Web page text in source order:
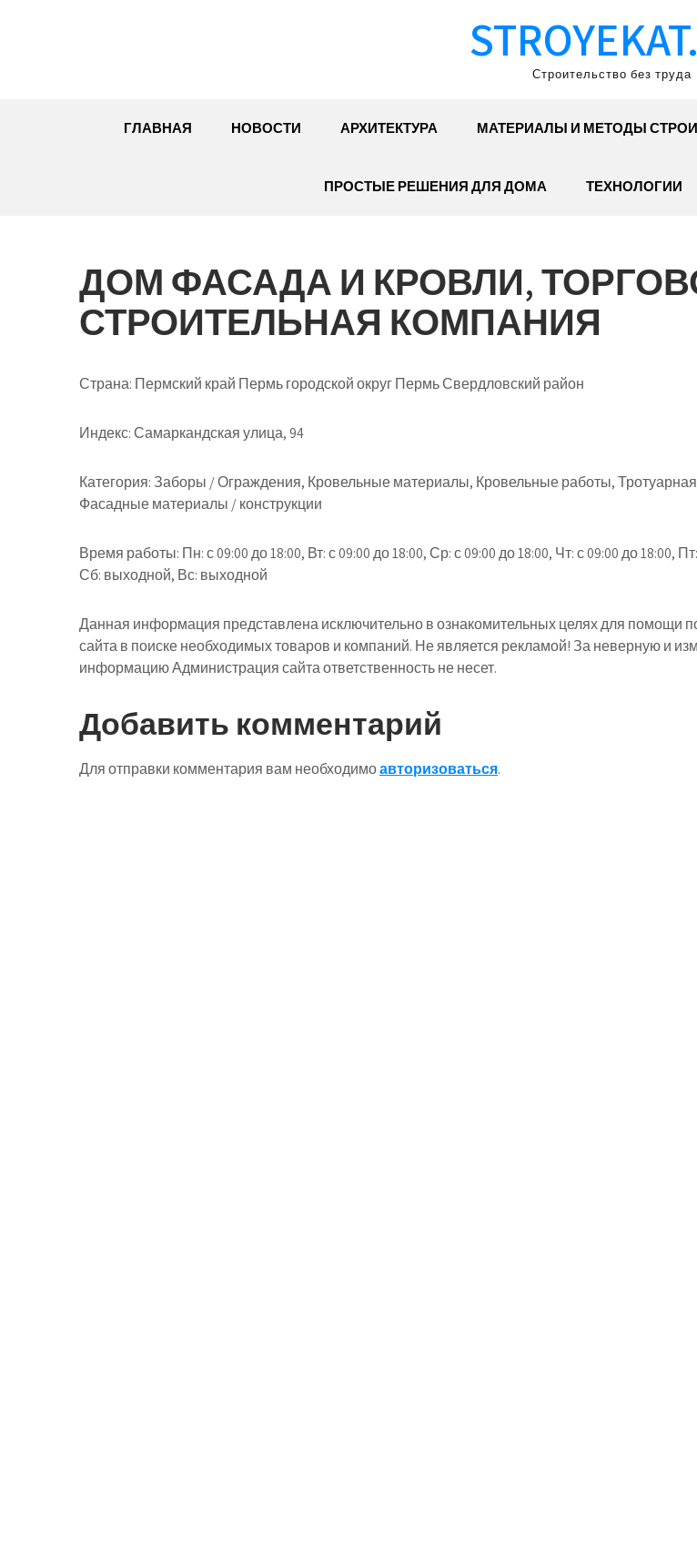
Строительство без труда
ГЛАВНАЯ НОВОСТИ АРХИТЕКТУРА МАТЕРИАЛЫ И МЕТОДЫ
ПРОСТЫЕ РЕШЕНИЯ ДЛЯ ДОМА ТЕХНОЛОГИИ
ДОМ ФАСАДА И КРОВЛИ,
СТРОИТЕЛЬНАЯ КОМПАНИЯ
Страна: Пермский край Пермь городской округ Пермь Свердловский район
Индекс: Самаркандская улица, 94
Категория: Заборы / Ограждения, Кровельные материалы, Кровельные работы, Тротуарная
Фасадные материалы / конструкции
Время работы: Пн: с 09:00 до 18:00, Вт: с 09:00 до 18:00, Ср: с 09:00 до 18:00, Чт: с 09:00 до 18:00,
Сб: выходной, Вс: выходной
Данная информация представлена исключительно в ознакомительных целях для помощи
сайта в поиске необходимых товаров и компаний. Не является рекламой! За неверную и
информацию Администрация сайта ответственность не несет.
Добавить комментарий
Для отправки комментария вам необходимоавторизоваться.